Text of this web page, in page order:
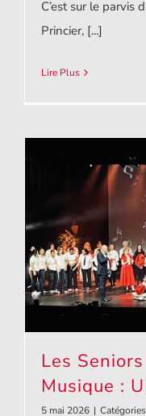
C’est sur le parvis
Princier, [...]
Lire Plus
Les
Musique :
5 mai 2026 |